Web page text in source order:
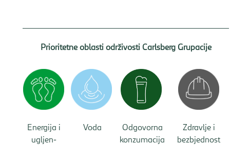
Prioritetne oblasti održivosti Carlsberg Grupacije
Energija i
ugljen-
Voda
Odgovorna
konzumacija
Zdravlje i
bezbjednost